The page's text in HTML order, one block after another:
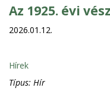
Az 1925. évi
2026.01.12.
Hírek
Típus: Hír